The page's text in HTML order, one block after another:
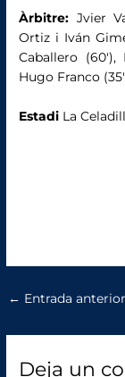
Àrbitre: Jvier
Ortiz i Iván
Caballero
Hugo Franco
Estadi La
← Entrada anterior
Deja un